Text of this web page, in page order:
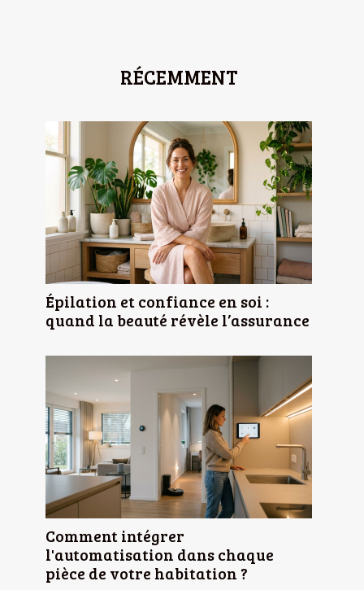
RÉCEMMENT
Épilation et confiance en soi :
quand la beauté révèle l’assurance
Comment intégrer
l'automatisation dans chaque
pièce de votre habitation ?